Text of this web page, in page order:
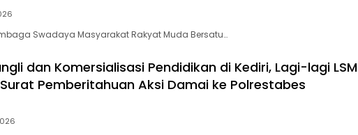
Swadaya Masyarakat Rakyat Muda Bersatu…
dan Komersialisasi Pendidikan di Kediri, Lagi-lagi LSM
Pemberitahuan Aksi Damai ke Polrestabes